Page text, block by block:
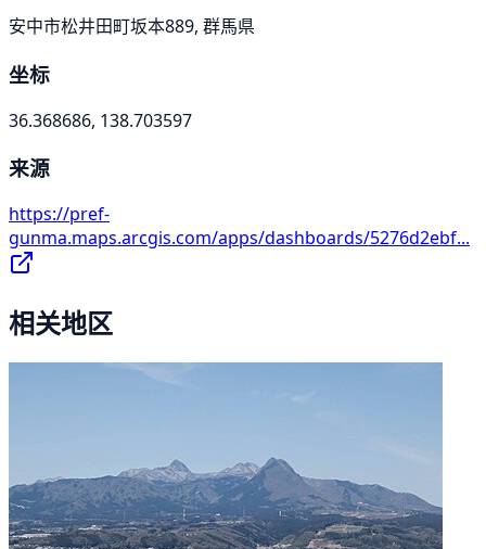
安中市松井田町坂本889, 群馬県
坐标
36.368686, 138.703597
来源
https://pref-
gunma.maps.arcgis.com/apps/dashboards/5276d2ebf...
相关地区